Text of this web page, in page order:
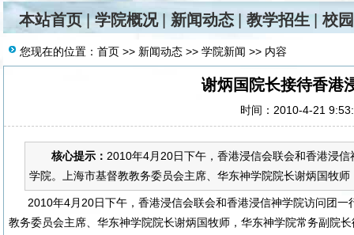
本站首页 |学院概况 新闻动态 教学招生 校
您现在的位置： 首页 >> 新闻动态 >> 学院新闻 >> 内容
谢炳国院长接待香港
时间：2010-4-21
核心提示： 2010年4月20日下午，香港浸信会联会和香港浸
学院。上海市基督教教务委员会主席、华东神学院院长谢炳国牧
2010年4月20日下午，香港浸信会联会和香港浸信神学院访问团一
教务委员会主席、华东神学院院长谢炳国牧师，华东神学院常务副院